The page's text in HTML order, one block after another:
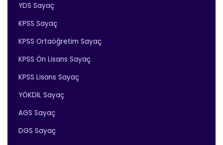
YDS Sayaç
KPSS Sayaç
KPSS Ortaöğretim Sayaç
KPSS Ön Lisans Sayaç
KPSS Lisans Sayaç
YÖKDİL Sayaç
AGS Sayaç
DGS Sayaç